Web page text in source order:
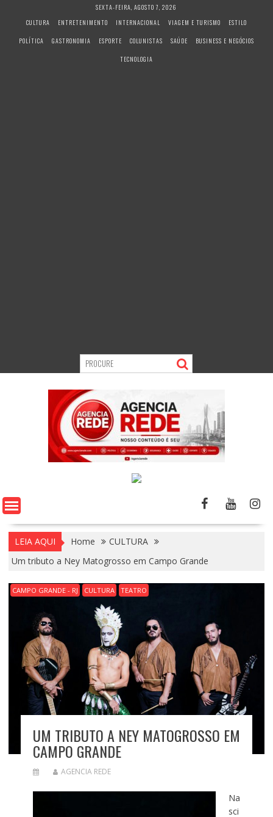
SEXTA-FEIRA, AGOSTO 7, 2026
CULTURA
ENTRETENIMENTO INTERNACIONAL VIAGEM E TURISMO
ESTILO
POLÍTICA
GASTRONOMIA ESPORTE COLUNISTAS SAÚDE
BUSINESS E NEGÓCIOS
TECNOLOGIA
LEIA AQUI Home
CULTURA
Um tributo a Ney Matogrosso em Campo Grande
CAMPO GRANDE - RJ CULTURA TEATRO
UM TRIBUTO A NEY MATOGROSSO EM
CAMPO GRANDE
AGENCIA REDE
Na
sci